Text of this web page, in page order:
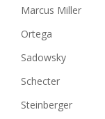
Marcus Miller
Ortega
Sadowsky
Schecter
Steinberger